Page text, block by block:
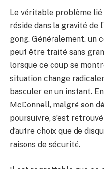
Le véritable problème
réside dans la gravité de
gong. Généralement, un
peut être traité sans
lorsque ce coup se
situation change
basculer en un instant.
McDonnell, malgré son
poursuivre, s’est
d’autre choix que de
raisons de sécurité.